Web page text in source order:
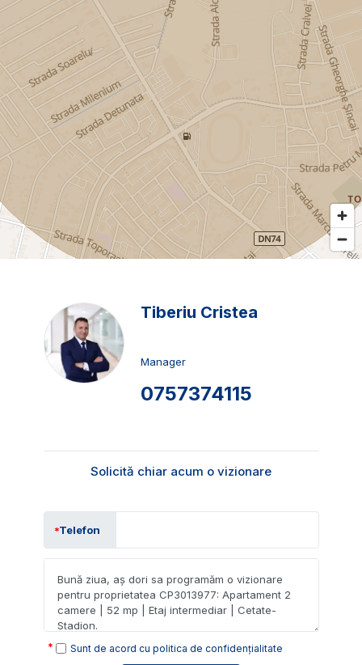
Tiberiu Cristea
Manager
0757374115
Solicită chiar acum o vizionare
Telefon
Sunt de acord cu politica de confidențialitate